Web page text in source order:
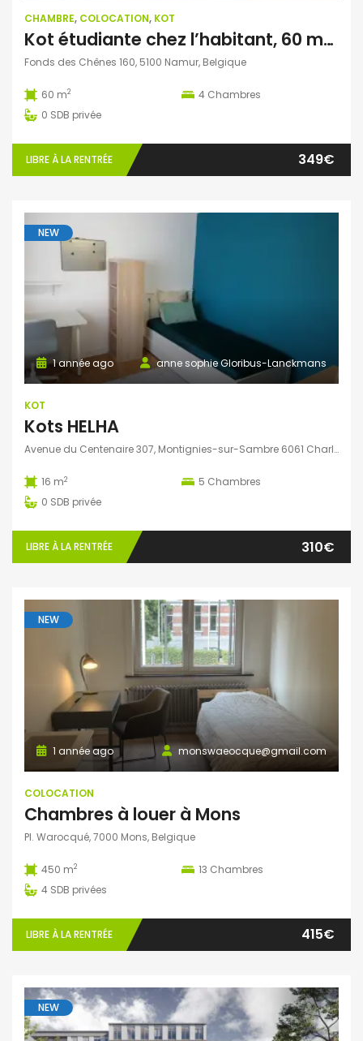
CHAMBRE, COLOCATION, KOT
Kot étudiante chez l’habitant, 60 m² ( Wépion, Namur)
Fonds des Chênes 160, 5100 Namur, Belgique
60 m2 4 Chambres
0 SDB privée
LIBRE À LA RENTRÉE 349€
NEW
anne sophie Gloribus-Lanckmans
1 année ago
KOT
Kots HELHA
Avenue du Centenaire 307, Montignies-sur-Sambre 6061 Charleroi, Belgique
16 m2 5 Chambres
0 SDB privée
LIBRE À LA RENTRÉE 310€
NEW
monswaeocque@gmail.com
1 année ago
COLOCATION
Chambres à louer à Mons
Pl. Warocqué, 7000 Mons, Belgique
450 m2 13 Chambres
4 SDB privées
LIBRE À LA RENTRÉE 415€
NEW